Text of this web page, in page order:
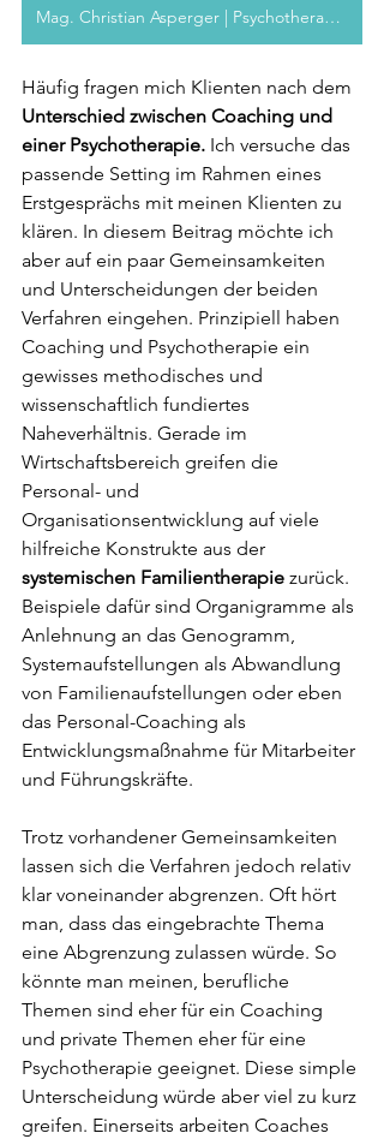
Mag. Christian Asperger | Psychotherapeut
Häufig fragen mich Klienten nach dem
Unterschied zwischen Coaching und
einer Psychotherapie. Ich versuche das
passende Setting im Rahmen eines
Erstgesprächs mit meinen Klienten zu
klären. In diesem Beitrag möchte ich
aber auf ein paar Gemeinsamkeiten
und Unterscheidungen der beiden
Verfahren eingehen. Prinzipiell haben
Coaching und Psychotherapie ein
gewisses methodisches und
wissenschaftlich fundiertes
Naheverhältnis. Gerade im
Wirtschaftsbereich greifen die
Personal- und
Organisationsentwicklung auf viele
hilfreiche Konstrukte aus der
systemischen Familientherapie zurück.
Beispiele dafür sind Organigramme als
Anlehnung an das Genogramm,
Systemaufstellungen als Abwandlung
von Familienaufstellungen oder eben
das Personal-Coaching als
Entwicklungsmaßnahme für Mitarbeiter
und Führungskräfte.
Trotz vorhandener Gemeinsamkeiten
lassen sich die Verfahren jedoch relativ
klar voneinander abgrenzen. Oft hört
man, dass das eingebrachte Thema
eine Abgrenzung zulassen würde. So
könnte man meinen, berufliche
Themen sind eher für ein Coaching
und private Themen eher für eine
Psychotherapie geeignet. Diese simple
Unterscheidung würde aber viel zu kurz
greifen. Einerseits arbeiten Coaches